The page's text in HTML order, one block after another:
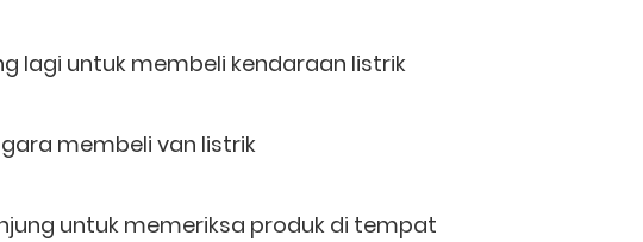
lagi untuk membeli kendaraan listrik
membeli van listrik
untuk memeriksa produk di tempat